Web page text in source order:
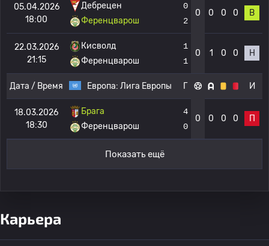
05.04.2026
18:00
Дебрецен
Ференцварош
0
2
0 0 0 0 В
22.03.2026
21:15
Кисволд
Ференцварош
1
1
0 1 0 0 Н
Дата / Время Европа: Лига Европы Г И
18.03.2026
18:30
Брага
Ференцварош
4
0
0 0 0 0 П
Показать ещё
Карьера